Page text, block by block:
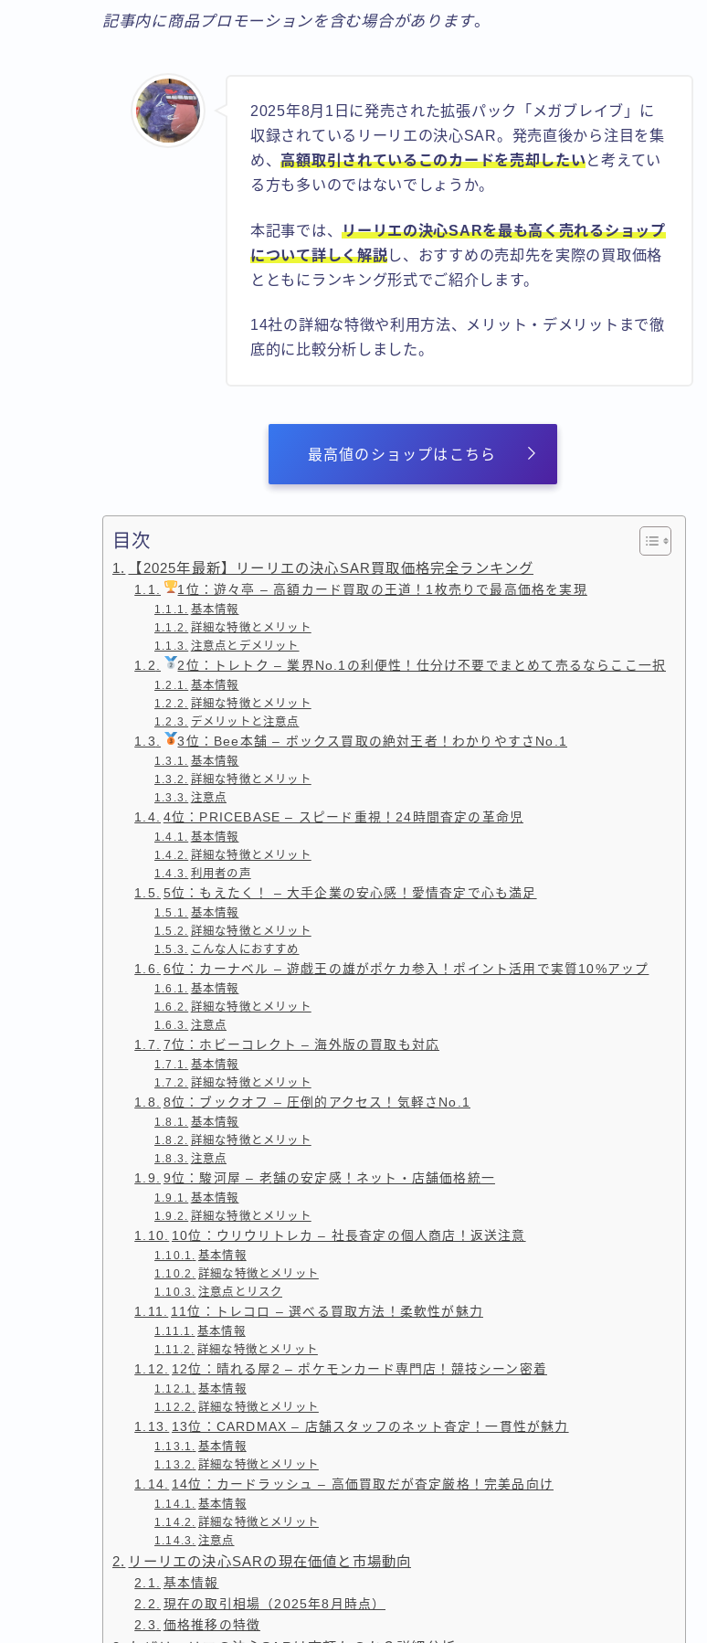
記事内に商品プロモーションを含む場合があります。
2025年8月1日に発売された拡張パック「メガブレイブ」に
収録されているリーリエの決心SAR。発売直後から注目を集
め、高額取引されているこのカードを売却したいと考えてい
る方も多いのではないでしょうか。
本記事では、リーリエの決心SARを最も高く売れるショップ
について詳しく解説し、おすすめの売却先を実際の買取価格
とともにランキング形式でご紹介します。
14社の詳細な特徴や利用方法、メリット・デメリットまで徹
底的に比較分析しました。
最高値のショップはこちら
目次
【2025年最新】リーリエの決心SAR買取価格完全ランキング
1位：遊々亭 – 高額カード買取の王道！1枚売りで最高価格を実現
基本情報
詳細な特徴とメリット
注意点とデメリット
2位：トレトク – 業界No.1の利便性！仕分け不要でまとめて売るならここ一択
基本情報
詳細な特徴とメリット
デメリットと注意点
3位：Bee本舗 – ボックス買取の絶対王者！わかりやすさNo.1
基本情報
詳細な特徴とメリット
注意点
4位：PRICEBASE – スピード重視！24時間査定の革命児
基本情報
詳細な特徴とメリット
利用者の声
5位：もえたく！ – 大手企業の安心感！愛情査定で心も満足
基本情報
詳細な特徴とメリット
こんな人におすすめ
6位：カーナベル – 遊戯王の雄がポケカ参入！ポイント活用で実質10%アップ
基本情報
詳細な特徴とメリット
注意点
7位：ホビーコレクト – 海外版の買取も対応
基本情報
詳細な特徴とメリット
8位：ブックオフ – 圧倒的アクセス！気軽さNo.1
基本情報
詳細な特徴とメリット
注意点
9位：駿河屋 – 老舗の安定感！ネット・店舗価格統一
基本情報
詳細な特徴とメリット
10位：ウリウリトレカ – 社長査定の個人商店！返送注意
基本情報
詳細な特徴とメリット
注意点とリスク
11位：トレコロ – 選べる買取方法！柔軟性が魅力
基本情報
詳細な特徴とメリット
12位：晴れる屋2 – ポケモンカード専門店！競技シーン密着
基本情報
詳細な特徴とメリット
13位：CARDMAX – 店舗スタッフのネット査定！一貫性が魅力
基本情報
詳細な特徴とメリット
14位：カードラッシュ – 高価買取だが査定厳格！完美品向け
基本情報
詳細な特徴とメリット
注意点
リーリエの決心SARの現在価値と市場動向
基本情報
現在の取引相場（2025年8月時点）
価格推移の特徴